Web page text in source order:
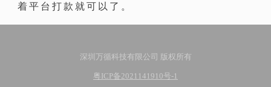
着平台打款就可以了。
深圳万循科技有限公司 版权所有
粤ICP备2021141910号-1